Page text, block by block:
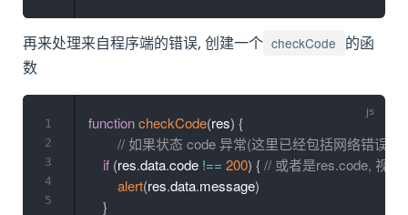
再来处理来自程序端的错误, 创建一个 checkCode
的函
数
functioncheckCode(res) {
// 如果状态 code 异常(这里已经包括网络错误,
if (res.data.code !== 200) { // 或者是res.code, 视
alert(res.data.message)
}
1
2
3
4
5